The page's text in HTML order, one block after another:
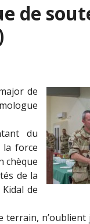
de
de
du
la force
chèque
de la
de
n’oublient